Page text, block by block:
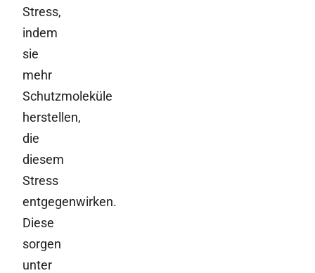
Stress,
indem
sie
mehr
Schutzmoleküle
herstellen,
die
diesem
Stress
entgegenwirken.
Diese
sorgen
unter